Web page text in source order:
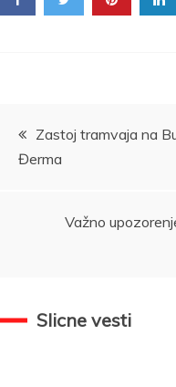
Kretanje
Zastoj tramvaja na
Đerma
Važno
Slicne vesti